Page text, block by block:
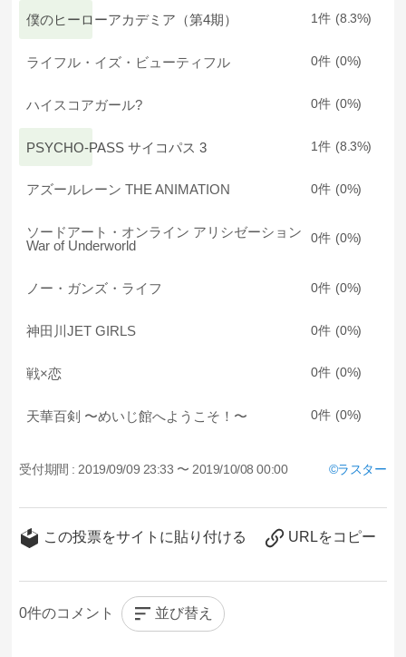
僕のヒーローアカデミア（第4期） 1 8.3
ライフル・イズ・ビューティフル 0 0
ハイスコアガール? 0 0
PSYCHO-PASS サイコパス 3 1 8.3
アズールレーン THE ANIMATION 0 0
ソードアート・オンライン アリシゼーション
War of Underworld
0 0
ノー・ガンズ・ライフ 0 0
神田川JET GIRLS 0 0
戦×恋 0 0
天華百剣 〜めいじ館へようこそ！〜 0 0
受付期間 :2019/09/09 23:33 〜 2019/10/08 00:00 ラスター
この投票をサイトに貼り付ける URLをコピー
0 並び替え